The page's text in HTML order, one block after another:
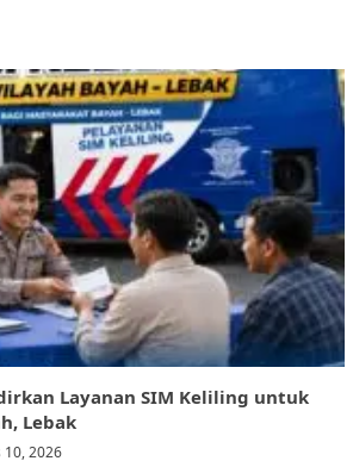
Layanan SIM Keliling untuk
Lebak
10, 2026